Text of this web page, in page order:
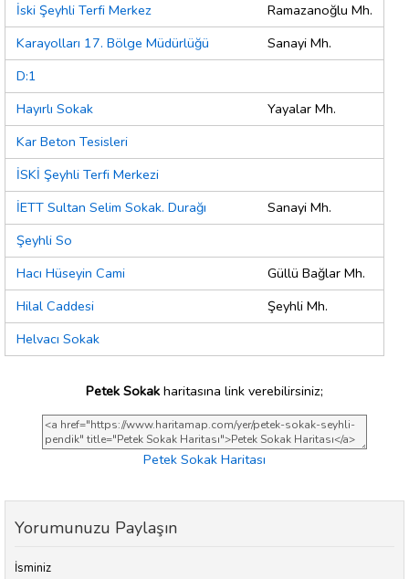
İski Şeyhli Terfi Merkez
Ramazanoğlu Mh.
Karayolları 17. Bölge Müdürlüğü
Sanayi Mh.
D:1
Hayırlı Sokak
Yayalar Mh.
Kar Beton Tesisleri
İSKİ Şeyhli Terfi Merkezi
İETT Sultan Selim Sokak. Durağı
Sanayi Mh.
Şeyhli So
Hacı Hüseyin Cami
Güllü Bağlar Mh.
Hilal Caddesi
Şeyhli Mh.
Helvacı Sokak
Petek Sokak haritasına link verebilirsiniz;
Petek Sokak Haritası
Yorumunuzu Paylaşın
İsminiz